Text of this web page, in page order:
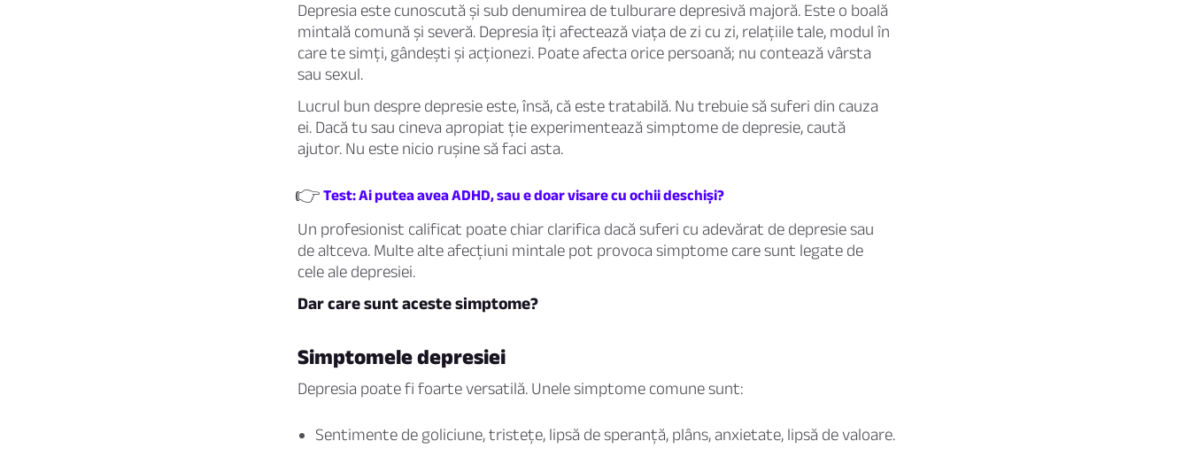
Depresia este cunoscută și sub denumirea detulburare depresivă majoră. Este o boală
mintală comună și severă. Depresia îți afectează viața de zi cu zi, relațiile tale, modul în
care te simți, gândești și acționezi. Poate afecta orice persoană; nu contează vârsta
sau sexul.
Lucrul bun despre depresie este, însă, că este tratabilă. Nu trebuie să suferi din cauza
ei. Dacă tu sau cineva apropiat ție experimentează simptome de depresie, caută
ajutor. Nu este nicio rușine să faci asta.
👉 Test: Ai putea avea ADHD, sau e doar visare cu ochii deschiși?
Un profesionist calificat poate chiar clarifica dacă suferi cu adevărat de depresie sau
de altceva. Multe alte afecțiuni mintale pot provoca simptome care sunt legate de
cele ale depresiei.
Dar care sunt aceste simptome?
Simptomele depresiei
Depresia poate fi foarte versatilă. Unele simptome comune sunt:
Sentimente de goliciune, tristețe, lipsă de speranță, plâns, anxietate, lipsă de valoare.